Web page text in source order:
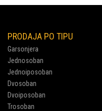
PRODAJA PO TIPU
Garsonjera
Jednosoban
Jednoiposoban
Dvosoban
Dvoiposoban
Trosoban